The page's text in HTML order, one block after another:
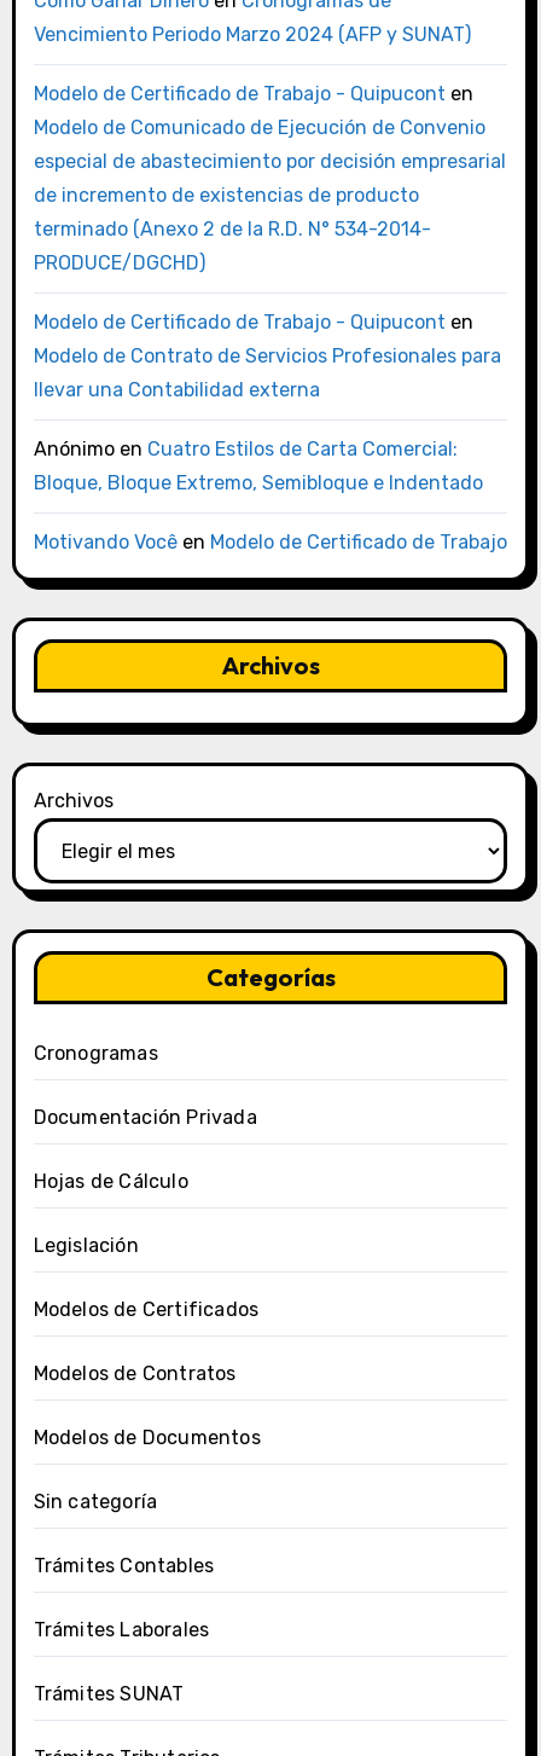
Vencimiento Periodo Marzo 2024 (AFP y SUNAT)
Modelo de Certificado de Trabajo - Quipucont en
Modelo de Comunicado de Ejecución de Convenio
especial de abastecimiento por decisión empresarial
de incremento de existencias de producto
terminado (Anexo 2 de la R.D. N° 534-2014-
PRODUCE/DGCHD)
Modelo de Certificado de Trabajo - Quipucont en
Modelo de Contrato de Servicios Profesionales para
llevar una Contabilidad externa
Anónimoen Cuatro Estilos de Carta Comercial:
Bloque, Bloque Extremo, Semibloque e Indentado
Motivando Vocêen Modelo de Certificado de Trabajo
Archivos
Archivos
Categorías
Cronogramas
Documentación Privada
Hojas de Cálculo
Legislación
Modelos de Certificados
Modelos de Contratos
Modelos de Documentos
Sin categoría
Trámites Contables
Trámites Laborales
Trámites SUNAT